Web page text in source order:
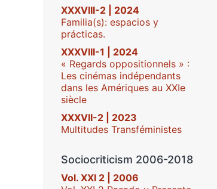
XXXVIII-2 | 2024
Familia(s): espacios y
prácticas.
XXXVIII-1 | 2024
« Regards oppositionnels » :
Les cinémas indépendants
dans les Amériques au XXIe
siècle
XXXVII-2 | 2023
Multitudes Transféministes
Sociocriticism 2006-2018
Vol. XXI 2 | 2006